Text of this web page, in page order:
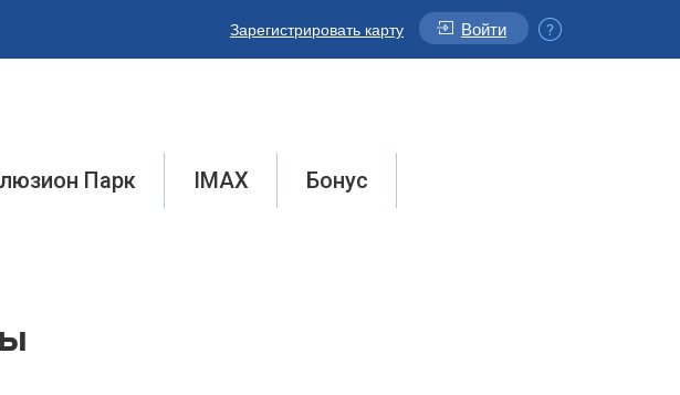
Зарегистрировать карту Войти
Парк IMAX Бонус